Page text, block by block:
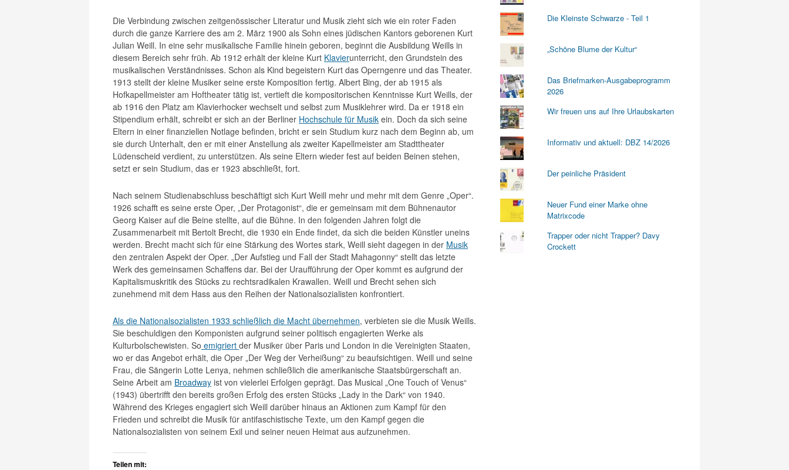
Die Verbindung zwischen zeitgenössischer Literatur und Musik zieht sich wie ein roter Faden
durch die ganze Karriere des am 2. März 1900 als Sohn eines jüdischen Kantors geborenen Kurt
Julian Weill. In eine sehr musikalische Familie hinein geboren, beginnt die Ausbildung Weills in
diesem Bereich sehr früh. Ab 1912 erhält der kleine Kurt Klavierunterricht, den Grundstein des
musikalischen Verständnisses. Schon als Kind begeistern Kurt das Operngenre und das Theater.
1913 stellt der kleine Musiker seine erste Komposition fertig. Albert Bing, der ab 1915 als
Hofkapellmeister am Hoftheater tätig ist, vertieft die kompositorischen Kenntnisse Kurt Weills, der
ab 1916 den Platz am Klavierhocker wechselt und selbst zum Musiklehrer wird. Da er 1918 ein
Stipendium erhält, schreibt er sich an der Berliner Hochschule für Musik ein. Doch da sich seine
Eltern in einer finanziellen Notlage befinden, bricht er sein Studium kurz nach dem Beginn ab, um
sie durch Unterhalt, den er mit einer Anstellung als zweiter Kapellmeister am Stadttheater
Lüdenscheid verdient, zu unterstützen. Als seine Eltern wieder fest auf beiden Beinen stehen,
setzt er sein Studium, das er 1923 abschließt, fort.
Nach seinem Studienabschluss beschäftigt sich Kurt Weill mehr und mehr mit dem Genre „Oper“.
1926 schafft es seine erste Oper, „Der Protagonist“, die er gemeinsam mit dem Bühnenautor
Georg Kaiser auf die Beine stellte, auf die Bühne. In den folgenden Jahren folgt die
Zusammenarbeit mit Bertolt Brecht, die 1930 ein Ende findet, da sich die beiden Künstler uneins
werden. Brecht macht sich für eine Stärkung des Wortes stark, Weill sieht dagegen in der Musik
den zentralen Aspekt der Oper. „Der Aufstieg und Fall der Stadt Mahagonny“ stellt das letzte
Werk des gemeinsamen Schaffens dar. Bei der Uraufführung der Oper kommt es aufgrund der
Kapitalismuskritik des Stücks zu rechtsradikalen Krawallen. Weill und Brecht sehen sich
zunehmend mit dem Hass aus den Reihen der Nationalsozialisten konfrontiert.
Als die Nationalsozialisten 1933 schließlich die Macht übernehmen, verbieten sie die Musik Weills.
Sie beschuldigen den Komponisten aufgrund seiner politisch engagierten Werke als
Kulturbolschewisten. So emigriert der Musiker über Paris und London in die Vereinigten Staaten,
wo er das Angebot erhält, die Oper „Der Weg der Verheißung“ zu beaufsichtigen. Weill und seine
Frau, die Sängerin Lotte Lenya, nehmen schließlich die amerikanische Staatsbürgerschaft an.
Seine Arbeit am Broadway ist von vielerlei Erfolgen geprägt. Das Musical „One Touch of Venus“
(1943) übertrifft den bereits großen Erfolg des ersten Stücks „Lady in the Dark“ von 1940.
Während des Krieges engagiert sich Weill darüber hinaus an Aktionen zum Kampf für den
Frieden und schreibt die Musik für antifaschistische Texte, um den Kampf gegen die
Nationalsozialisten von seinem Exil und seiner neuen Heimat aus aufzunehmen.
Teilen mit:
Die Kleinste Schwarze - Teil 1
„Schöne Blume der Kultur“
Das Briefmarken-Ausgabeprogramm
2026
Wir freuen uns auf Ihre Urlaubskarten
Informativ und aktuell: DBZ 14/2026
Der peinliche Präsident
Neuer Fund einer Marke ohne
Matrixcode
Trapper oder nicht Trapper? Davy
Crockett